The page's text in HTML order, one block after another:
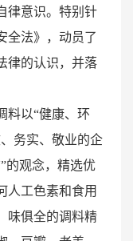
律意识。特别针
全法》，动员了
律的认识，并落
料以“健康、环
务实、敬业的企
的观念，精选优
人工色素和食用
味俱全的调料精